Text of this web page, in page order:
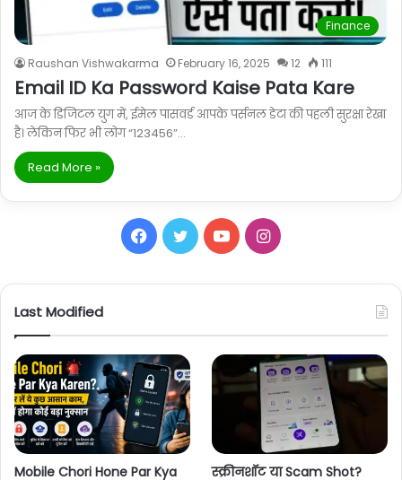
Finance
Raushan Vishwakarma February 16, 2025 12 111
Email ID Ka Password Kaise Pata Kare
आज के डिजिटल युग में, ईमेल पासवर्ड आपके पर्सनल डेटा की पहली सुरक्षा रेखा
है। लेकिन फिर भी लोग “123456”…
Read More »
Facebook
TwitterYouTubeInstagram
Last Modified
Mobile Chori Hone Par Kya
स्क्रीनशॉट या Scam Shot?